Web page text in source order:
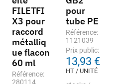
FILETFI
X3 pour
raccord
métalliq
ue flacon
60 ml
Référence:
280114
pour
tube PE
Référence:
1121039
Prix public:
13,93 €
HT / UNITÉ